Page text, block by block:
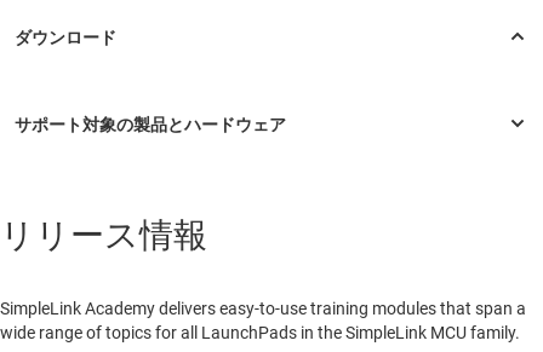
リリース情報
SimpleLink Academy delivers easy-to-use training modules that span a
wide range of topics for all LaunchPads in the SimpleLink MCU family.